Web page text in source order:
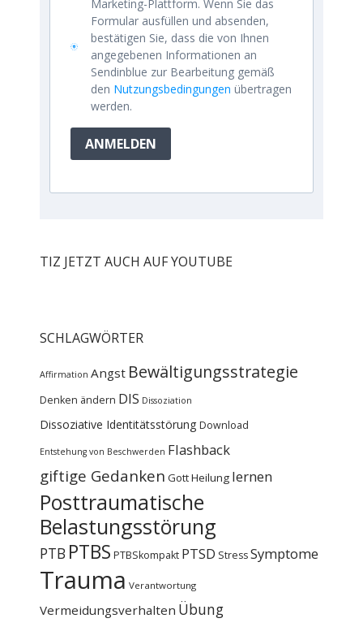
Marketing-Plattform. Wenn Sie das
Formular ausfüllen und absenden,
bestätigen Sie, dass die von Ihnen
angegebenen Informationen an
Sendinblue zur Bearbeitung gemäß
den Nutzungsbedingungen übertragen
werden.
ANMELDEN
TIZ JETZT AUCH AUF YOUTUBE
SCHLAGWÖRTER
Affirmation Angst Bewältigungsstrategie
Denken ändern DIS Dissoziation
Dissoziative Identitätsstörung Download
Entstehung von Beschwerden Flashback
giftige Gedanken GottHeilung lernen
Posttraumatische
Belastungsstörung
PTB PTBS PTBSkompakt PTSD StressSymptome
Trauma Verantwortung
Vermeidungsverhalten Übung